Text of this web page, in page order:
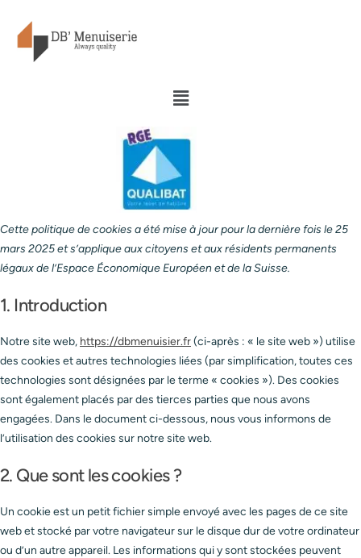
Cette politique de cookies a été mise à jour pour la dernière fois le 25
mars 2025 et s’applique aux citoyens et aux résidents permanents
légaux de l’Espace Économique Européen et de la Suisse.
1. Introduction
Notre site web, https://dbmenuisier.fr(ci-après : « le site web ») utilise
des cookies et autres technologies liées (par simplification, toutes ces
technologies sont désignées par le terme « cookies »). Des cookies
sont également placés par des tierces parties que nous avons
engagées. Dans le document ci-dessous, nous vous informons de
l’utilisation des cookies sur notre site web.
2. Que sont les cookies ?
Un cookie est un petit fichier simple envoyé avec les pages de ce site
web et stocké par votre navigateur sur le disque dur de votre ordinateur
ou d’un autre appareil. Les informations qui y sont stockées peuvent